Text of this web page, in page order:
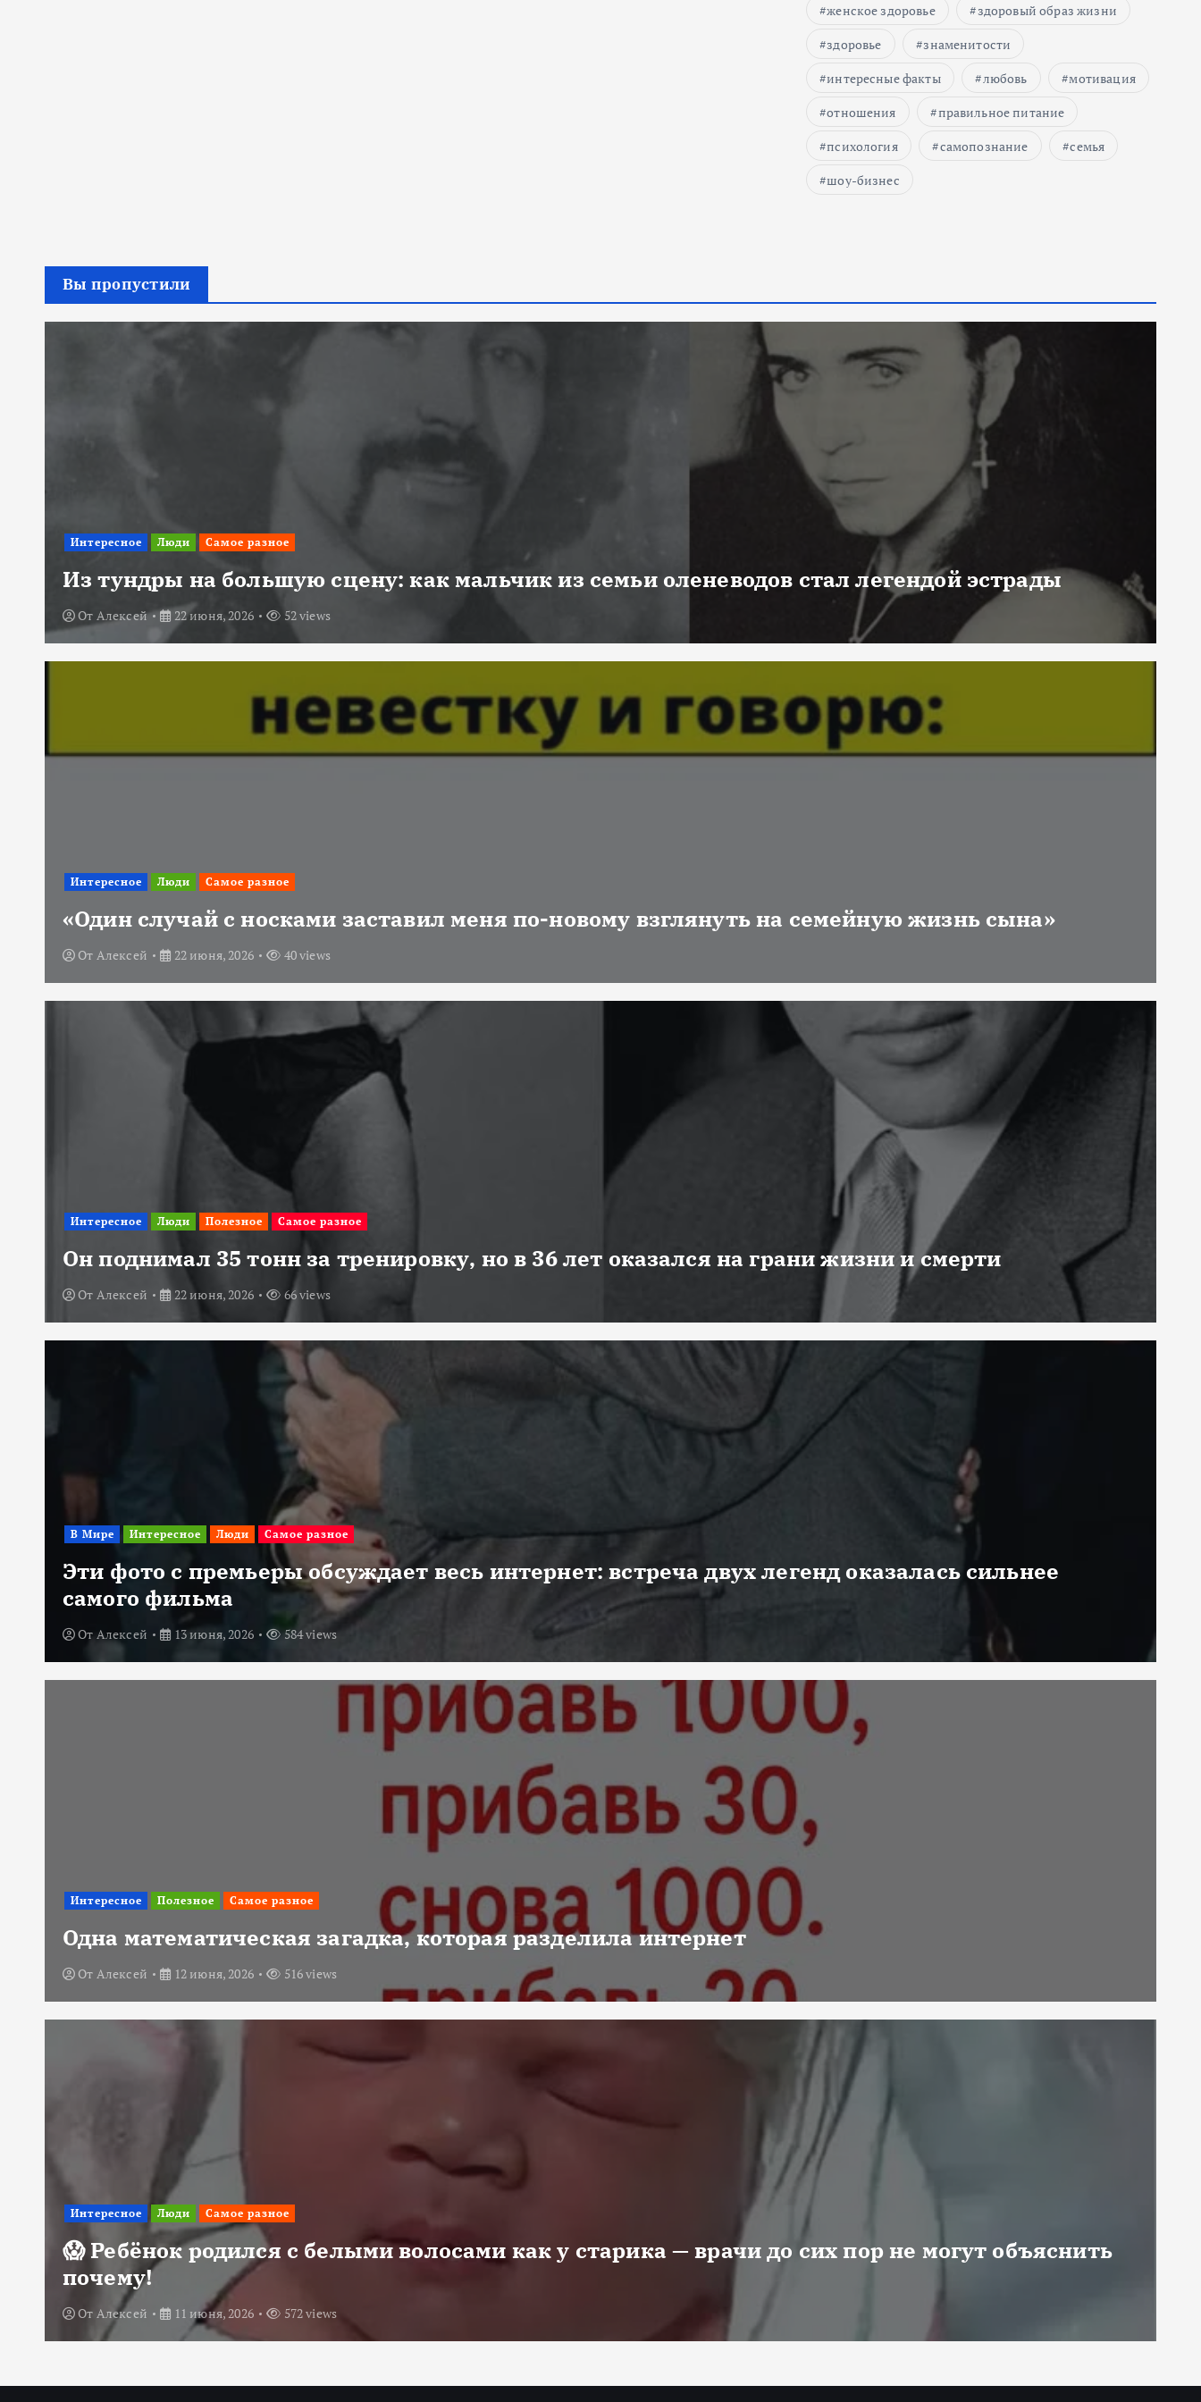
женское здоровье
здоровый образ жизни
здоровье
знаменитости
интересные факты
любовь
мотивация
отношения
правильное питание
психология
самопознание
семья
шоу-бизнес
Вы пропустили
Интересное Люди Самое разное
Из тундры на большую сцену: как мальчик из семьи оленеводов стал легендой эстрады
От Алексей 22 июня, 2026 52 views
Интересное Люди Самое разное
«Один случай с носками заставил меня по-новому взглянуть на семейную жизнь сына»
От Алексей 22 июня, 2026 40 views
Интересное Люди Полезное Самое разное
Он поднимал 35 тонн за тренировку, но в 36 лет оказался на грани жизни и смерти
От Алексей 22 июня, 2026 66 views
В Мире Интересное Люди Самое разное
Эти фото с премьеры обсуждает весь интернет: встреча двух легенд оказалась сильнее
самого фильма
От Алексей 13 июня, 2026 584 views
Интересное Полезное Самое разное
Одна математическая загадка, которая разделила интернет
От Алексей 12 июня, 2026 516 views
Интересное Люди Самое разное
😱 Ребёнок родился с белыми волосами как у старика — врачи до сих пор не могут объяснить
почему!
От Алексей 11 июня, 2026 572 views